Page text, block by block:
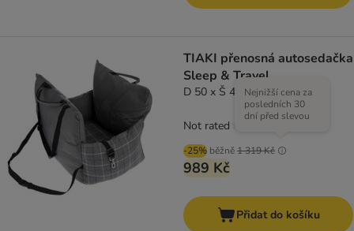
TIAKI přenosná autosedačka
Sleep & Travel
D 50 x Š 42 x V 42 cm
-25% běžně1 319 Kč
Nejnižší cena za
posledních 30
dní před slevou
989 Kč
Not rated
Přidat do košíku